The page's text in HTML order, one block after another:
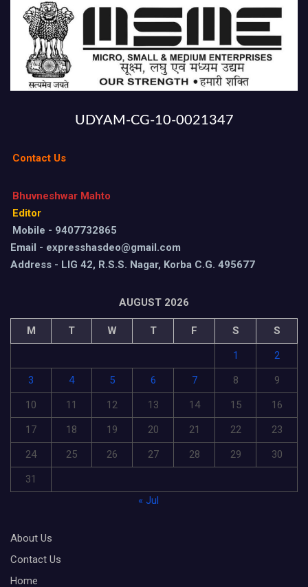
UDYAM-CG-10-0021347
Contact Us
Bhuvneshwar Mahto
Editor
Mobile - 9407732865
Email - expresshasdeo@gmail.com
Address - LIG 42, R.S.S. Nagar, Korba C.G. 495677
AUGUST 2026
M T W T F S
S
1
2
3
4 5 6 7 8
9
10
11 12 13 14 15
16
17
18 19 20 21 22
23
24
25 26 27 28 29
30
31
« Jul
About Us
Contact Us
Home